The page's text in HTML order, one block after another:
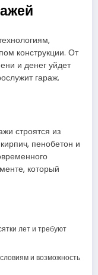
конструкции. От
и денег уйдет
гараж.
строятся из
пенобетон и
который
лет и требуют
и возможность